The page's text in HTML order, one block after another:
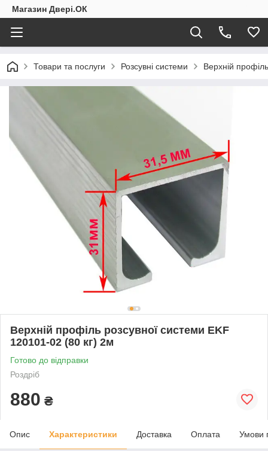
Магазин Двері.ОК
Товари та послуги Розсувні системи Верхній
Верхній профіль розсувної системи EKF
120101-02 (80 кг) 2м
Готово до відправки
Роздріб
880 ₴
Опис Характеристики Доставка Оплата Умови